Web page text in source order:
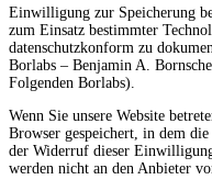
Einwilligung zur Speicherung
zum Einsatz bestimmter
datenschutzkonform zu
Borlabs – Benjamin A.
Folgenden Borlabs).
Wenn Sie unsere Website
Browser gespeichert, in dem
der Widerruf dieser
werden nicht an den Anbieter